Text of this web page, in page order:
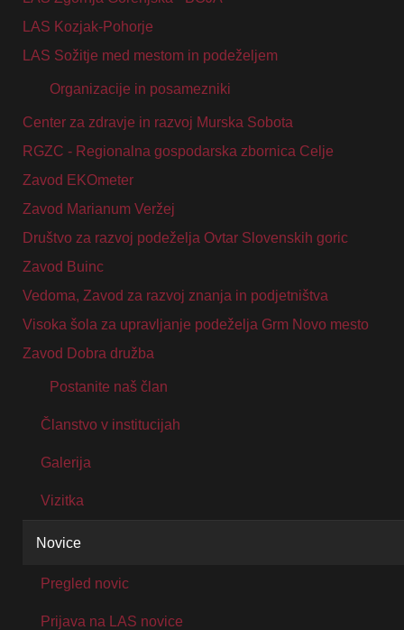
LAS Kozjak-Pohorje
LAS Sožitje med mestom in podeželjem
Organizacije in posamezniki
Center za zdravje in razvoj Murska Sobota
RGZC - Regionalna gospodarska zbornica Celje
Zavod EKOmeter
Zavod Marianum Veržej
Društvo za razvoj podeželja Ovtar Slovenskih goric
Zavod Buinc
Vedoma, Zavod za razvoj znanja in podjetništva
Visoka šola za upravljanje podeželja Grm Novo mesto
Zavod Dobra družba
Postanite naš član
Članstvo v institucijah
Galerija
Vizitka
Novice
Pregled novic
Prijava na LAS novice